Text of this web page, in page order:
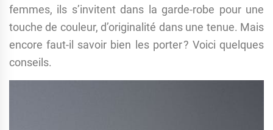
femmes, ils s’invitent dans la garde-robe pour une
touche de couleur, d’originalité dans une tenue. Mais
encore faut-il savoir bien les porter ? Voici quelques
conseils.